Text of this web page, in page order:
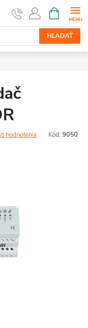
HĽADAŤ
KOŠÍK
hodnotenia Kód: 9050